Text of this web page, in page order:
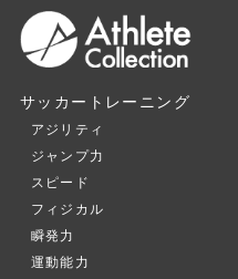
サッカートレーニング
アジリティ
ジャンプ力
スピード
フィジカル
瞬発力
運動能力